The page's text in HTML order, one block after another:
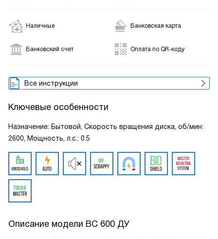
Наличные Банковская карта
Банковский счет Оплата по QR-коду
Все инструкции
Ключевые особенности
Назначение: Бытовой, Скорость вращения диска, об/мин:
2600, Мощность, л.с.: 0.5
Описание модели BC 600 ДУ